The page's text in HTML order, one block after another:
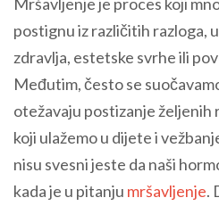
postignu iz različitih razloga,
zdravlja, estetske svrhe ili
Međutim, često se
otežavaju postizanje
koji ulažemo u dijete i
nisu svesni jeste da naši
kada je u pitanju mršavljenje.